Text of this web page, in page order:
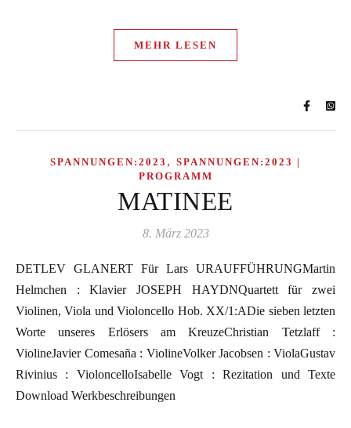
MEHR LESEN
SPANNUNGEN:2023 , SPANNUNGEN:2023 |
PROGRAMM
MATINEE
8. März 2023
DETLEV GLANERT Für Lars URAUFFÜHRUNGMartin
Helmchen : Klavier JOSEPH HAYDNQuartett für zwei
Violinen, Viola und Violoncello Hob. XX/1:ADie sieben letzten
Worte unseres Erlösers am KreuzeChristian Tetzlaff :
ViolineJavier Comesaña : ViolineVolker Jacobsen : ViolaGustav
Rivinius : VioloncelloIsabelle Vogt : Rezitation und Texte
Download Werkbeschreibungen